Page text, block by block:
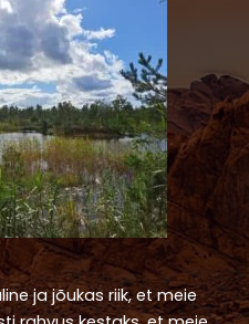
ja jõukas riik, et meie